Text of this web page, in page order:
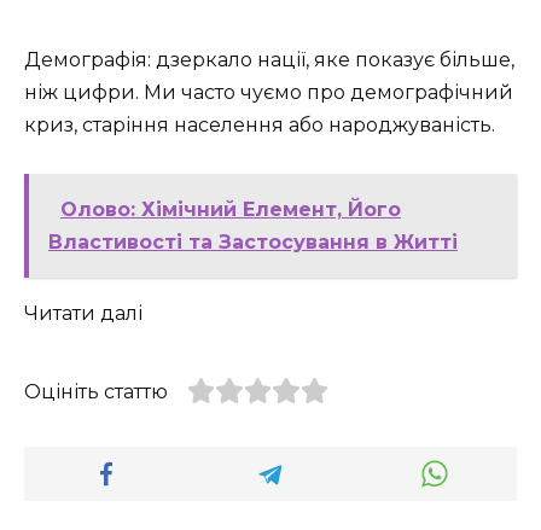
Демографія: дзеркало нації, яке показує більше,
ніж цифри. Ми часто чуємо про демографічний
криз, старіння населення або народжуваність.
Олово: Хімічний Елемент, Його
Властивості та Застосування в Житті
Читати далі
Оцініть статтю